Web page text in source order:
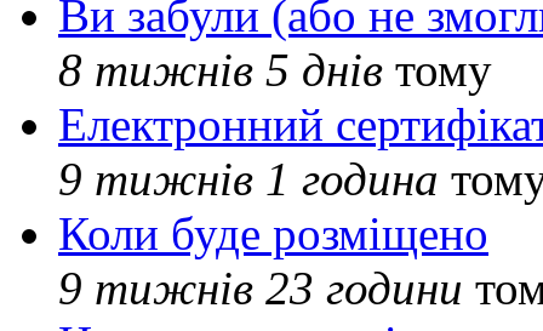
Ви забули (або не
8 тижнів 5 днів тому
Електронний
9 тижнів 1 година
Коли буде розміщено
9 тижнів 23 години